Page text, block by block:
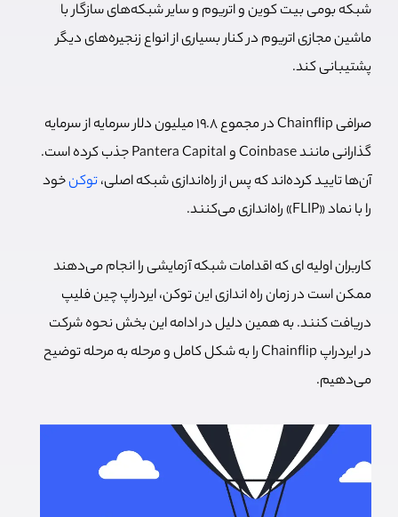
شبکه بومی بیت کوین و اتریوم و سایر شبکه‌های سازگار با
ماشین مجازی اتریوم در کنار بسیاری از انواع زنجیره‌های دیگر
پشتیبانی کند.
صرافی Chainflip در مجموع 19.8 میلیون دلار سرمایه از سرمایه
گذارانی مانند Coinbase و Pantera Capital جذب کرده است.
آن‌ها تایید کرده‌اند که پس از راه‌اندازی شبکه اصلی،توکنخود
را با نماد «FLIP» راه‌اندازی می‌کنند.
کاربران اولیه ای که اقدامات شبکه آزمایشی را انجام می‌دهند
ممکن است در زمان راه اندازی این توکن، ایردراپ چین فلیپ
دریافت کنند. به همین دلیل در ادامه این بخش نحوه شرکت
در ایردراپ Chainflip را به شکل کامل و مرحله به مرحله توضیح
می‌دهیم.